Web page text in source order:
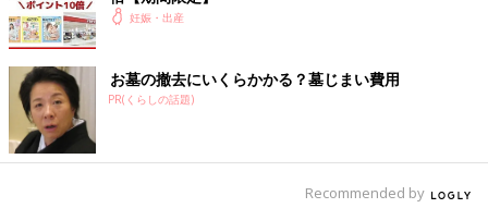
妊娠・出産
お墓の撤去にいくらかかる？墓じまい費用
PR(くらしの話題)
Recommended by